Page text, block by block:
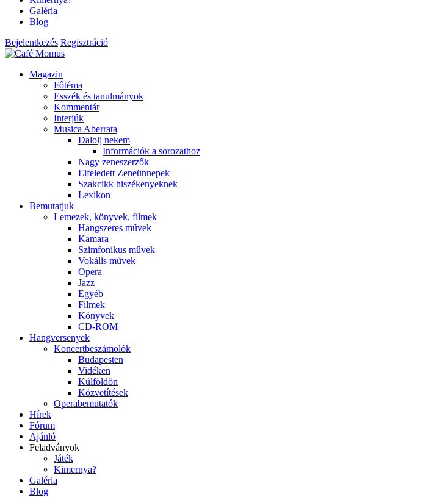
Galéria
Blog
Bejelentkezés Regisztráció
Magazin
Főtéma
Esszék és tanulmányok
Kommentár
Interjúk
Musica Aberrata
Dalolj nekem
Információk a sorozathoz
Nagy zeneszerzők
Elfeledett Zeneünnepek
Szakcikk hiszékenyeknek
Lexikon
Bemutatjuk
Lemezek, könyvek, filmek
Hangszeres művek
Kamara
Szimfonikus művek
Vokális művek
Opera
Jazz
Egyéb
Filmek
Könyvek
CD-ROM
Hangversenyek
Koncertbeszámolók
Budapesten
Vidéken
Külföldön
Közvetítések
Operabemutatók
Hírek
Fórum
Ajánló
Feladványok
Játék
Kimernya?
Galéria
Blog